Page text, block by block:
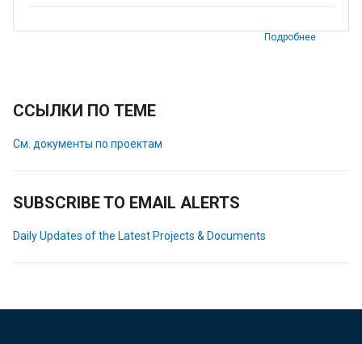
Подробнее
ССЫЛКИ ПО ТЕМЕ
См. документы по проектам
SUBSCRIBE TO EMAIL ALERTS
Daily Updates of the Latest Projects & Documents